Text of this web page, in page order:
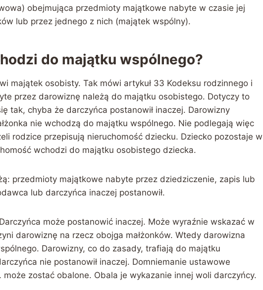
obejmująca przedmioty majątkowe nabyte w czasie jej
lub przez jednego z nich (majątek wspólny).
do majątku wspólnego?
majątek osobisty. Tak mówi artykuł 33 Kodeksu rodzinnego i
przez darowiznę należą do majątku osobistego. Dotyczy to
tak, chyba że darczyńca postanowił inaczej. Darowizny
nie wchodzą do majątku wspólnego. Nie podlegają więc
rodzice przepisują nieruchomość dziecku. Dziecko pozostaje w
wchodzi do majątku osobistego dziecka.
przedmioty majątkowe nabyte przez dziedziczenie, zapis lub
lub darczyńca inaczej postanowił.
może postanowić inaczej. Może wyraźnie wskazać w
darowiznę na rzecz obojga małżonków. Wtedy darowizna
Darowizny, co do zasady, trafiają do majątku
nie postanowił inaczej. Domniemanie ustawowe
zostać obalone. Obala je wykazanie innej woli darczyńcy.